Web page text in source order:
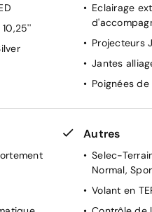
Eclairage
Projecteurs
Jantes
Poignées
Autres
Selec-
Normal,
Volant en